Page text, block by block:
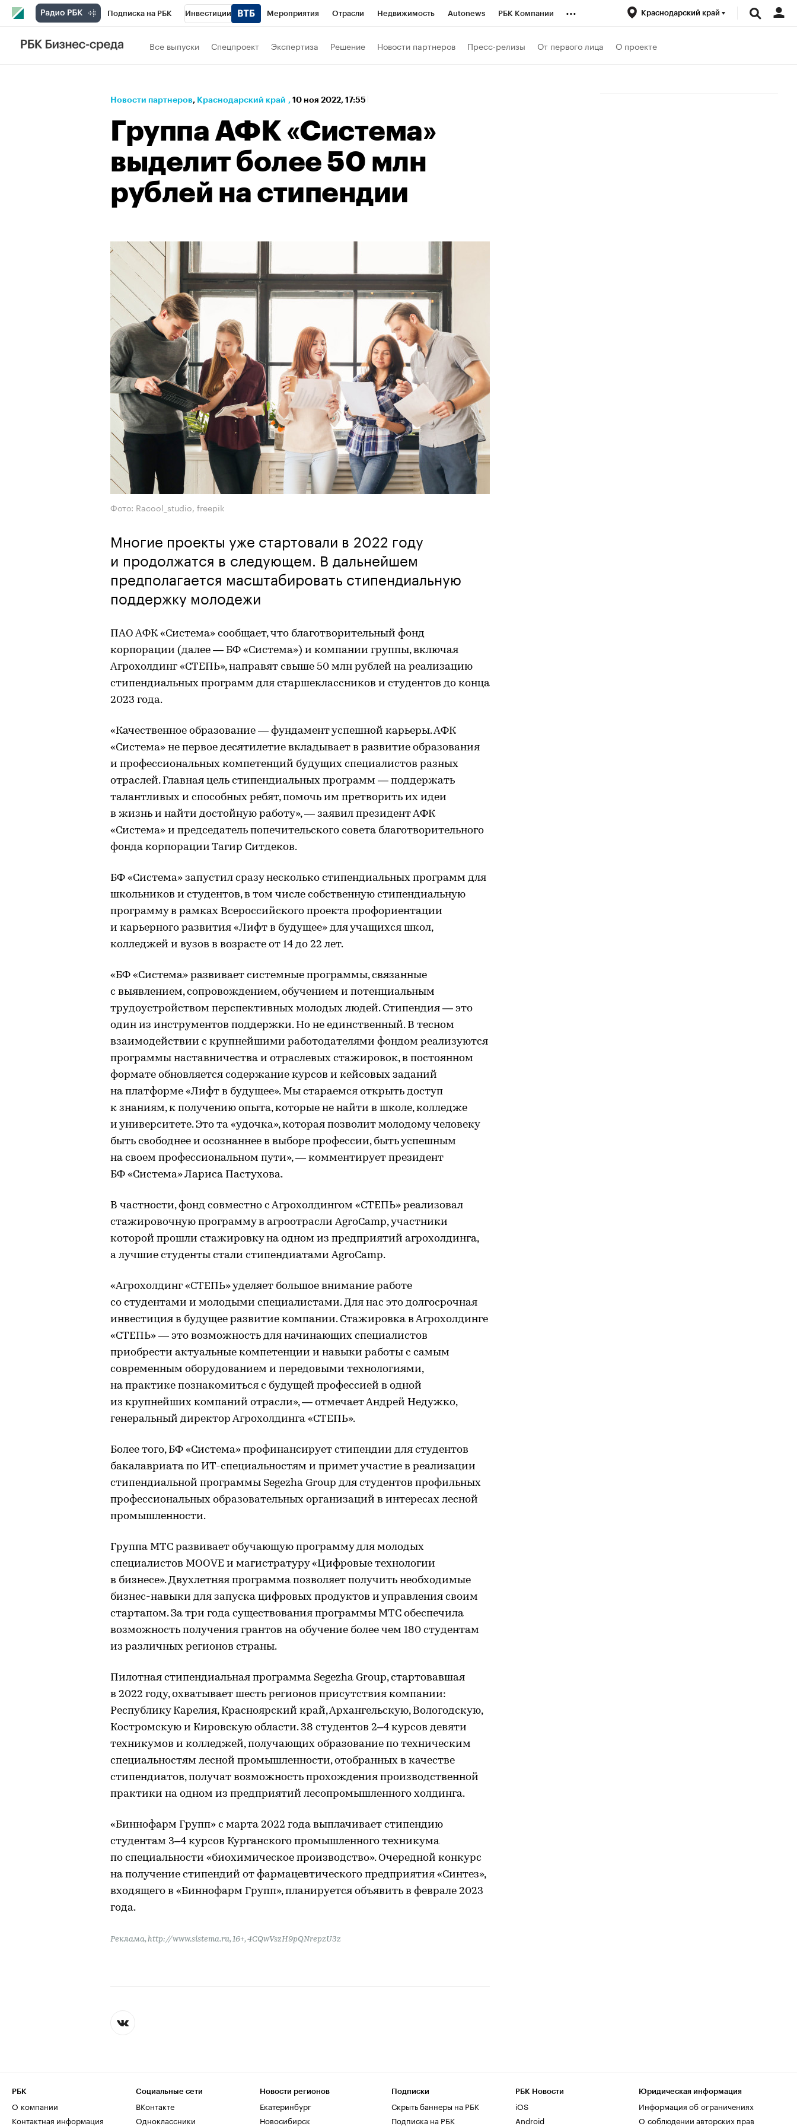
Подписка на РБК Инвестиции Мероприятия Отрасли Недвижимость Autonews РБК Компании
Телеканал
Спецпроекты Проверка контрагентов Политика
Рынок наличной валюты
... Краснодарский край
Все выпуски Спецпроект Экспертиза Решение Новости партнеров Пресс-релизы От первого лица О проекте
Новости партнеров⁠, Краснодарский край , 10 ноя 2022, 17:55
Группа АФК «Система»
выделит более 50 млн
рублей на стипендии
Фото: Racool_studio, freepik
Многие проекты уже стартовали в 2022 году
и продолжатся в следующем. В дальнейшем
предполагается масштабировать стипендиальную
поддержку молодежи
ПАО АФК «Система» сообщает, что благотворительный фонд
корпорации (далее — БФ «Система») и компании группы, включая
Агрохолдинг «СТЕПЬ», направят свыше 50 млн рублей на реализацию
стипендиальных программ для старшеклассников и студентов до конца
2023 года.
«Качественное образование — фундамент успешной карьеры. АФК
«Система» не первое десятилетие вкладывает в развитие образования
и профессиональных компетенций будущих специалистов разных
отраслей. Главная цель стипендиальных программ — поддержать
талантливых и способных ребят, помочь им претворить их идеи
в жизнь и найти достойную работу», — заявил президент АФК
«Система» и председатель попечительского совета благотворительного
фонда корпорации Тагир Ситдеков.
БФ «Система» запустил сразу несколько стипендиальных программ для
школьников и студентов, в том числе собственную стипендиальную
программу в рамках Всероссийского проекта профориентации
и карьерного развития «Лифт в будущее» для учащихся школ,
колледжей и вузов в возрасте от 14 до 22 лет.
«БФ «Система» развивает системные программы, связанные
с выявлением, сопровождением, обучением и потенциальным
трудоустройством перспективных молодых людей. Стипендия — это
один из инструментов поддержки. Но не единственный. В тесном
взаимодействии с крупнейшими работодателями фондом реализуются
программы наставничества и отраслевых стажировок, в постоянном
формате обновляется содержание курсов и кейсовых заданий
на платформе «Лифт в будущее». Мы стараемся открыть доступ
к знаниям, к получению опыта, которые не найти в школе, колледже
и университете. Это та «удочка», которая позволит молодому человеку
быть свободнее и осознаннее в выборе профессии, быть успешным
на своем профессиональном пути», — комментирует президент
БФ «Система» Лариса Пастухова.
В частности, фонд совместно с Агрохолдингом «СТЕПЬ» реализовал
стажировочную программу в агроотрасли AgroCamp, участники
которой прошли стажировку на одном из предприятий агрохолдинга,
а лучшие студенты стали стипендиатами AgroCamp.
«Агрохолдинг «СТЕПЬ» уделяет большое внимание работе
со студентами и молодыми специалистами. Для нас это долгосрочная
инвестиция в будущее развитие компании. Стажировка в Агрохолдинге
«СТЕПЬ» — это возможность для начинающих специалистов
приобрести актуальные компетенции и навыки работы с самым
современным оборудованием и передовыми технологиями,
на практике познакомиться с будущей профессией в одной
из крупнейших компаний отрасли», — отмечает Андрей Недужко,
генеральный директор Агрохолдинга «СТЕПЬ».
Более того, БФ «Система» профинансирует стипендии для студентов
бакалавриата по ИТ-специальностям и примет участие в реализации
стипендиальной программы Segezha Group для студентов профильных
профессиональных образовательных организаций в интересах лесной
промышленности.
Группа МТС развивает обучающую программу для молодых
специалистов MOOVE и магистратуру «Цифровые технологии
в бизнесе». Двухлетняя программа позволяет получить необходимые
бизнес-навыки для запуска цифровых продуктов и управления своим
стартапом. За три года существования программы МТС обеспечила
возможность получения грантов на обучение более чем 180 студентам
из различных регионов страны.
Пилотная стипендиальная программа Segezha Group, стартовавшая
в 2022 году, охватывает шесть регионов присутствия компании:
Республику Карелия, Красноярский край, Архангельскую, Вологодскую,
Костромскую и Кировскую области. 38 студентов 2–4 курсов девяти
техникумов и колледжей, получающих образование по техническим
специальностям лесной промышленности, отобранных в качестве
стипендиатов, получат возможность прохождения производственной
практики на одном из предприятий лесопромышленного холдинга.
«Биннофарм Групп» с марта 2022 года выплачивает стипендию
студентам 3–4 курсов Курганского промышленного техникума
по специальности «биохимическое производство». Очередной конкурс
на получение стипендий от фармацевтического предприятия «Синтез»,
входящего в «Биннофарм Групп», планируется объявить в феврале 2023
года.
Реклама, http://www.sistema.ru, 16+, 4CQwVszH9pQNrepzU3z
РБК
О компании
Контактная информация
Социальные сети
ВКонтакте
Одноклассники
Новости регионов
Екатеринбург
Новосибирск
Подписки
Скрыть баннеры на РБК
Подписка на РБК
РБК Новости
iOS
Android
Юридическая информация
Информация об ограничениях
О соблюдении авторских прав